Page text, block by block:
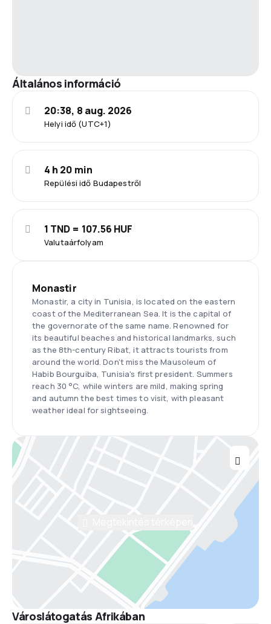
Általános információ
Helyi idő (UTC+1)
20:38, 8 aug. 2026
Repülési idő Budapestről
4 h 20 min
Valutaárfolyam
1 TND = 107.56 HUF
Monastir
Monastir, a city in Tunisia, is located on the eastern
coast of the Mediterranean Sea. It is the capital of
the governorate of the same name. Renowned for
its beautiful beaches and historical landmarks, such
as the 8th-century Ribat, it attracts tourists from
around the world. Don't miss the Mausoleum of
Habib Bourguiba, Tunisia's first president. Summers
reach 30 °C, while winters are mild, making spring
and autumn the best times to visit, with pleasant
weather ideal for sightseeing.
Városlátogatás Afrikában